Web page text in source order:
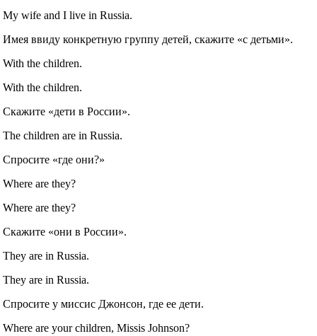
My wife and I live in Russia.
Имея ввиду конкретную группу детей, скажите «с детьми».
With the children.
With the children.
Скажите «дети в России».
The children are in Russia.
Спросите «где они?»
Where are they?
Where are they?
Скажите «они в России».
They are in Russia.
They are in Russia.
Спросите у миссис Джонсон, где ее дети.
Where are your children, Missis Johnson?